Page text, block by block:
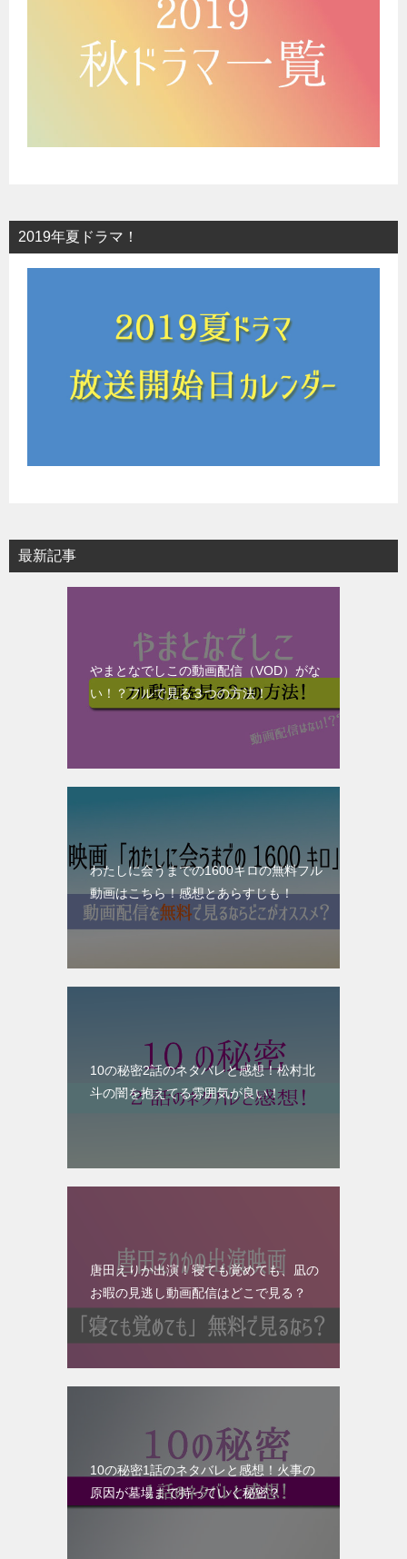
2019年夏ドラマ！
最新記事
やまとなでしこの動画配信（VOD）がな
い！？フルで見る３つの方法！
わたしに会うまでの1600キロの無料フル
動画はこちら！感想とあらすじも！
10の秘密2話のネタバレと感想！松村北
斗の闇を抱えてる雰囲気が良い！
唐田えりか出演！寝ても覚めても、凪の
お暇の見逃し動画配信はどこで見る？
10の秘密1話のネタバレと感想！火事の
原因が墓場まで持っていく秘密？